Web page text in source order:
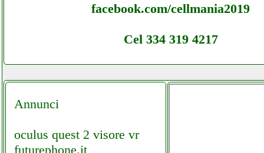
facebook.com/cellmania2019
Cel 334 319 4217
Annunci
oculus quest 2 visore vr
futurephone.it